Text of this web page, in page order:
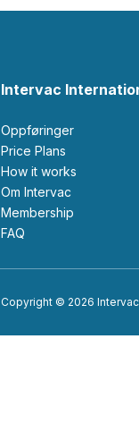
Intervac
Oppføringer
Price Plans
How it works
Om Intervac
Membership
FAQ
Copyright © 2026